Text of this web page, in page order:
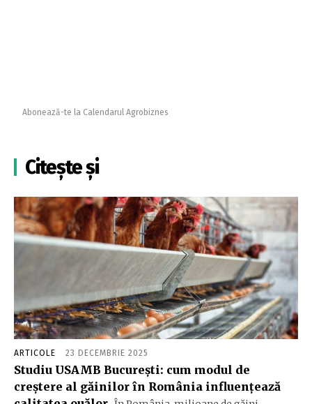
Abonează-te la Calendarul Agrobiznes
Citește și
ARTICOLE 23 DECEMBRIE 2025
Studiu USAMB București: cum modul de
creștere al găinilor în România influențează